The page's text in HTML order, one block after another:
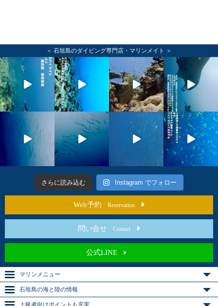
＜ 石垣島のダイビング専門店・マリンメイト ＞
さらに読み込む Instagram でフォロー
Web予約 Reservation
問い合せ Contact
公式LINE
マリンメニュー
石垣島の海と陸の情報